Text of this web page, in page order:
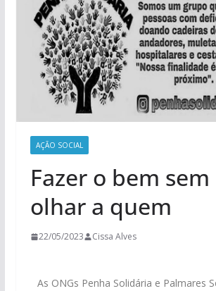
AÇÃO SOCIAL
Fazer o bem sem
olhar a quem
22/05/2023 Cissa Alves
As ONGs Penha Solidária e Palmares